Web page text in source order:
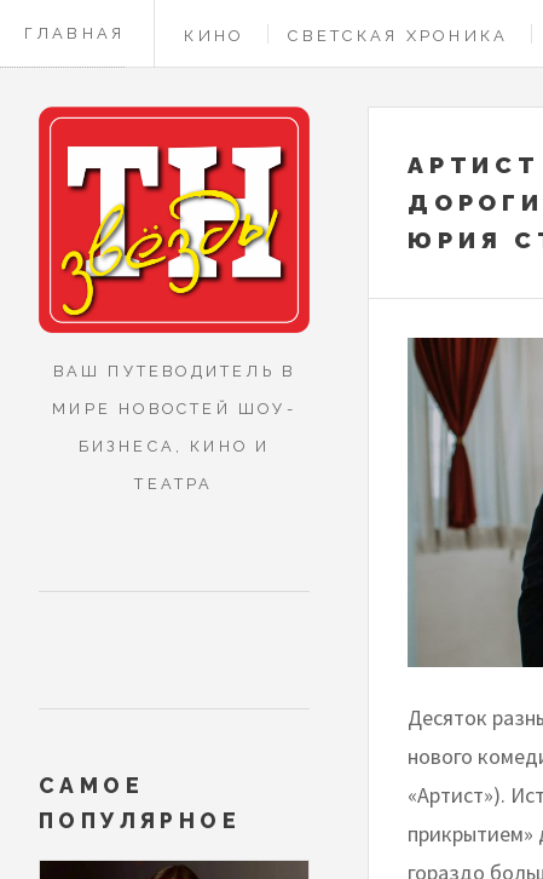
ГЛАВНАЯ КИНО СВЕТСКАЯ ХРОНИКА
КОНТАКТЫ
ЮРИЯ
Десяток
нового
«Артист»).
прикрытием»
гораздо
ВАШ ПУТЕВОДИТЕЛЬ В
МИРЕ НОВОСТЕЙ ШОУ-
БИЗНЕСА, КИНО И
ТЕАТРА
САМОЕ
ПОПУЛЯРНОЕ